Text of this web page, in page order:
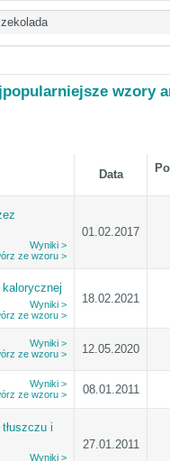
wzory
Data
Wyniki >
ze wzoru >
01.02.2017
Wyniki >
ze wzoru >
18.02.2021
Wyniki >
ze wzoru >
12.05.2020
Wyniki >
ze wzoru >
08.01.2011
i
Wyniki >
27.01.2011